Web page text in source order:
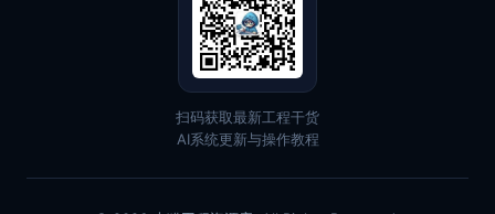
扫码获取最新工程干货
AI系统更新与操作教程